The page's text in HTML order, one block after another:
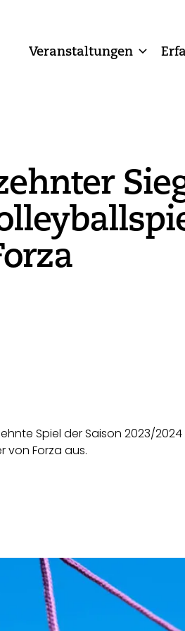
Veranstaltungen
Spiel der Saison 2023/
von Forza aus.